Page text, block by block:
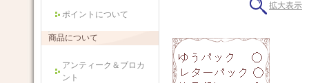
ポイントについて
商品について
アンティーク＆ブロカ
ント
拡大表示